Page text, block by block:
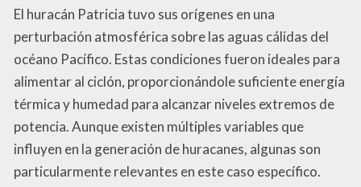
El huracán Patricia tuvo sus orígenes en una
perturbación atmosférica sobre las aguas cálidas del
océano Pacífico. Estas condiciones fueron ideales para
alimentar al ciclón, proporcionándole suficiente energía
térmica y humedad para alcanzar niveles extremos de
potencia. Aunque existen múltiples variables que
influyen en la generación de huracanes, algunas son
particularmente relevantes en este caso específico.